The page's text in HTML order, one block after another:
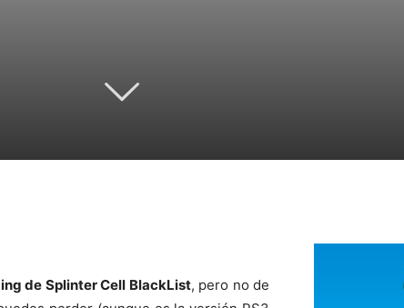
de Splinter Cell BlackList, pero no de